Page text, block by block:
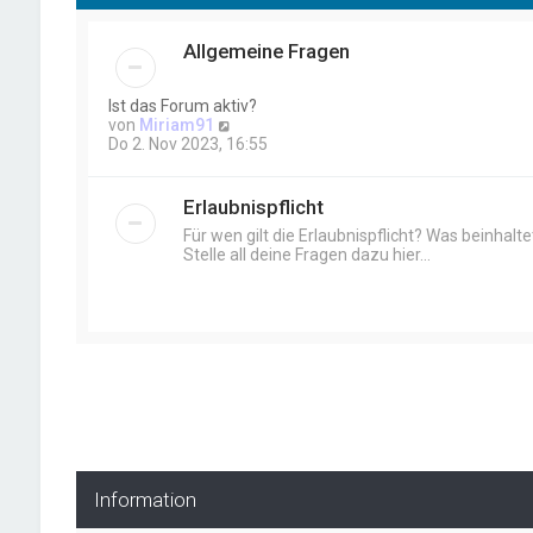
Allgemeine Fragen
Ist das Forum aktiv?
von Miriam91
e
s
t
e
r
Do 2. Nov 2023, 16:55
Erlaubnispflicht
Für wen gilt die Erlaubnispflicht? Was
Stelle all deine Fragen dazu hier...
Information